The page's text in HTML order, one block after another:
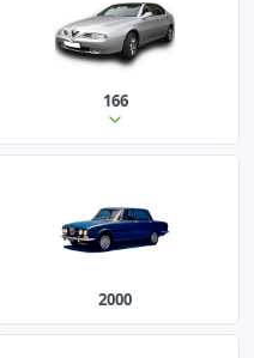
166
2000